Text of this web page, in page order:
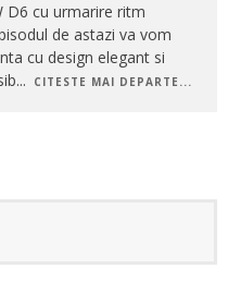
D6 cu urmarire ritm
de astazi va vom
cu design elegant si
... CITESTE MAI DEPARTE...